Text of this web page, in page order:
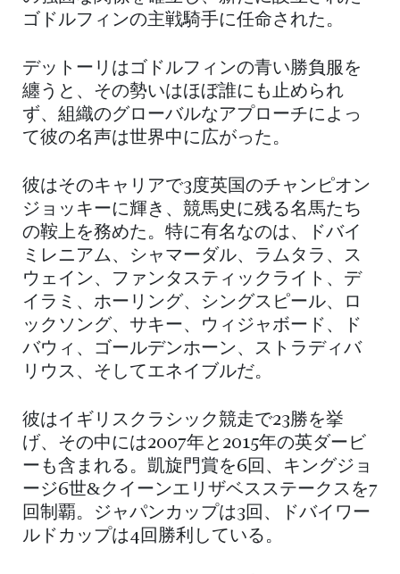
ゴドルフィンの主戦騎手に任命された。
デットーリはゴドルフィンの青い勝負服を
纏うと、その勢いはほぼ誰にも止められ
ず、組織のグローバルなアプローチによっ
て彼の名声は世界中に広がった。
彼はそのキャリアで3度英国のチャンピオン
ジョッキーに輝き、競馬史に残る名馬たち
の鞍上を務めた。特に有名なのは、ドバイ
ミレニアム、シャマーダル、ラムタラ、ス
ウェイン、ファンタスティックライト、デ
イラミ、ホーリング、シングスピール、ロ
ックソング、サキー、ウィジャボード、ド
バウィ、ゴールデンホーン、ストラディバ
リウス、そしてエネイブルだ。
彼はイギリスクラシック競走で23勝を挙
げ、その中には2007年と2015年の英ダービ
ーも含まれる。凱旋門賞を6回、キングジョ
ージ6世&クイーンエリザベスステークスを7
回制覇。ジャパンカップは3回、ドバイワー
ルドカップは4回勝利している。